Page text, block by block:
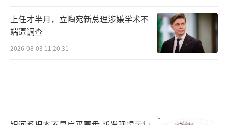
上任才半月，立陶宛新总理涉嫌学术不
端遭调查
2026-08-03 11:20:31